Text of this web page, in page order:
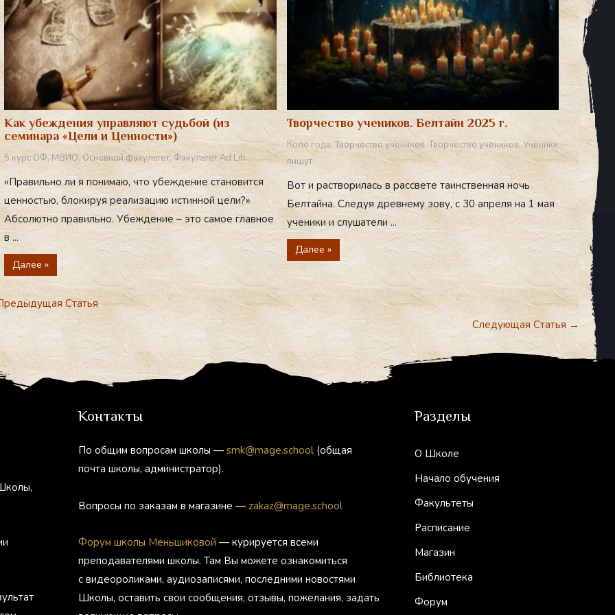
Как убеждения управляют судьбой (из
семинара «Цели и Ценности»)
5 курс ОФ,МВИО,Основной факультет,Факультет Ad Lib
«Правильно ли я понимаю, что убеждение становится
ценностью, блокируя реализацию истинной цели?»
Абсолютно правильно. Убеждение – это самое главное
в ...
Далее »
Творчество учеников. Белтайн 2025 г.
Коло года,Творчество учеников,Творчество учеников,Ученики
пишут
Вот и растворилась в рассвете таинственная ночь
Белтайна. Следуя древнему зову, с 30 апреля на 1 мая
ученики и слушатели ...
Далее »
Статья
Следующая Статья →
Контакты
По общим вопросам школы — smk@mage.school (общая
почта школы, администратор).
Вопросы по заказам в магазине — zakaz@mage.school
Форум школы Меньшиковой — курируется всеми
преподавателями школы. Там Вы можете ознакомиться
с видеороликами, аудиозаписями, последними новостями
Школы, оставить свои сообщения, отзывы, пожелания, задать
Разделы
О Школе
Начало обучения
Факультеты
Расписание
Магазин
Библиотека
Форум